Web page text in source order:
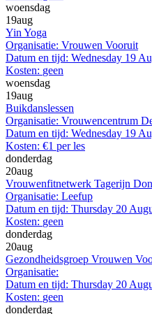
woensdag
19aug
Yin Yoga
Organisatie: Vrouwen Vooruit
Datum en tijd: Wednesday 19
Kosten: geen
woensdag
19aug
Buikdanslessen
Organisatie: Vrouwencentrum
Datum en tijd: Wednesday 19
Kosten: €1 per les
donderdag
20aug
Vrouwenfitnetwerk Tagerijn
Organisatie: Leefup
Datum en tijd: Thursday 20
Kosten: geen
donderdag
20aug
Gezondheidsgroep Vrouwen
Organisatie:
Datum en tijd: Thursday 20
Kosten: geen
donderdag